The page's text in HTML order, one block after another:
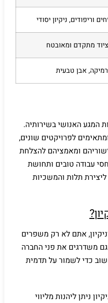
וריפודים, ניקיון יסודי
מתקדם ומאובטח
אבן טבעית
המגע האנושי בשירותיה.
לפרויקטים שונים,
ומאמציהם להצלחת
עבודה טובים ותחושת
תלות והמשכיות
אתם לא רק משפרים
משדרגים את פני החברה
כדי לשמור על תדמית
ניתן ליהנות מליווי